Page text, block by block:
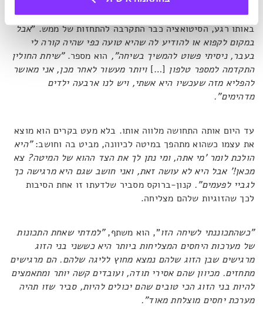
באותו רגע, הסיטואציה כבר התקרבה להתחזות של ממש. "אבל
במקום לקפוא או להודיע לה שהיא טועה כפי שהיה קורה לי
בעבר, ניסיתי פשוט להמשיך בשיחה", הוא מספר."שיחת החולין
התקדמה למספר טלפון […]ויותר מעשור לאחר מכן, אני מאושר
להפליא מזה שעכשיו היא אשתי, ויש לנו ארבעה ילדים
מדהימים".
עד היום אותה התחושה מלווה אותו. בלא מעט בקרים הוא מוצא
את עצמו כשהוא מתהפך במיטה לכיוונה, מביט בה וחושב:"היא
הולכת לומר 'מי אתה, ומי נתן לך את הצד ההוא של המיטה? צא
מכאן!' אבל היא לא עושה זאת, ואני חושב שגם היא מרגישה כך
לגביי לפעמים". קנון-ברוקס מסביר שלדעתו זו אחת הסיבות
לכך שהזוגיות שלהם מצליחה.
"כשהתכוננתי לשיחה הזו", הוא משתף,"למדתי שאחת התכונות
של מערכות היחסים המצליחות ביותר היא כששני בני הזוג
מרגישים שבן הזוג שלהם נמצא מחוץ לליגה שלהם. הם מרגישים
מתחזים. מכיוון שהם אסירי תודה, ועובדים קשה יותר ומתאמצים
להיות בני הזוג הכי טובים שהם יכולים להיות, סביר שזו תהיה
מערכת יחסים מוצלחת מאוד".